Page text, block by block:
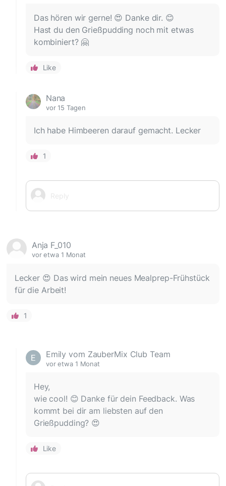
Das hören wir gerne! 😍 Danke dir. 😊
Hast du den Grießpudding noch mit etwas
kombiniert? 🤗
Like
Nana
vor 15 Tagen
Ich habe Himbeeren darauf gemacht. Lecker
1
Anja F_010
vor etwa 1 Monat
Lecker 😍 Das wird mein neues Mealprep-Frühstück
für die Arbeit!
1
Emily vom ZauberMix Club Team
vor etwa 1 Monat
Hey,
wie cool! 😊 Danke für dein Feedback. Was
kommt bei dir am liebsten auf den
Grießpudding? 😍
Like